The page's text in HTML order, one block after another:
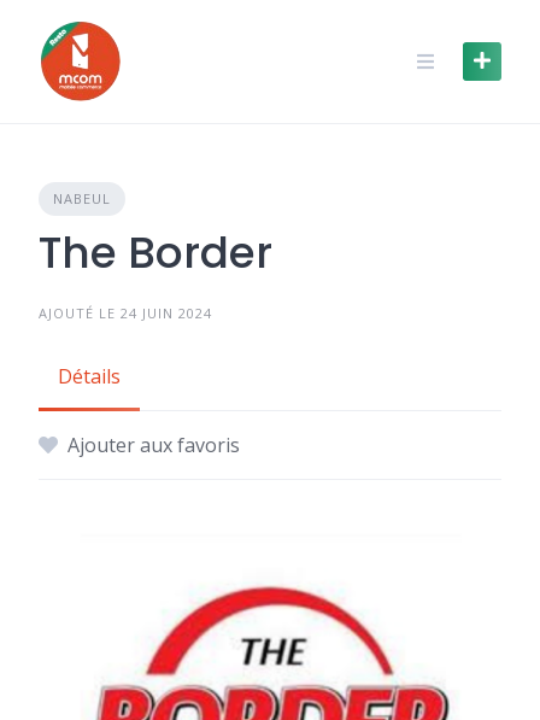
content
NABEUL
The Border
AJOUTÉ LE 24 JUIN 2024
Détails
Ajouter aux favoris